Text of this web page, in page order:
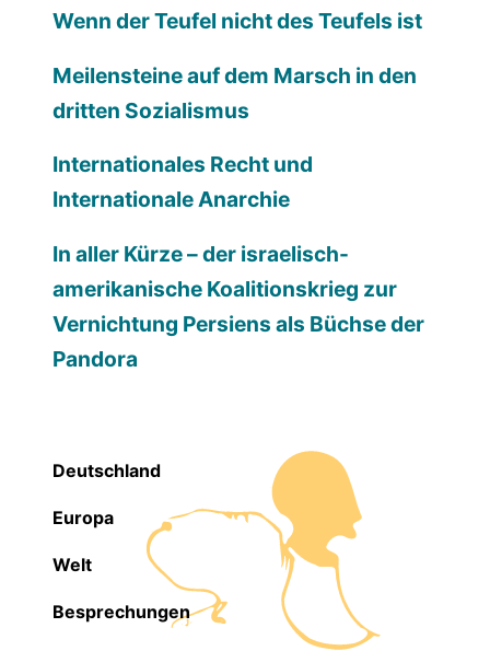
Wenn der Teufel nicht des Teufels ist
Meilensteine auf dem Marsch in den
dritten Sozialismus
Internationales Recht und
Internationale Anarchie
In aller Kürze – der israelisch-
amerikanische Koalitionskrieg zur
Vernichtung Persiens als Büchse der
Pandora
Deutschland
Europa
Welt
Besprechungen